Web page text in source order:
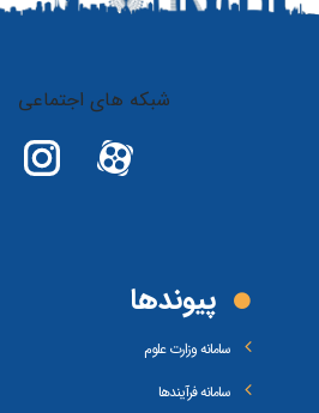
شبکه های اجتماعی
پیوند‌ها
سامانه وزارت علوم
سامانه فرآیندها